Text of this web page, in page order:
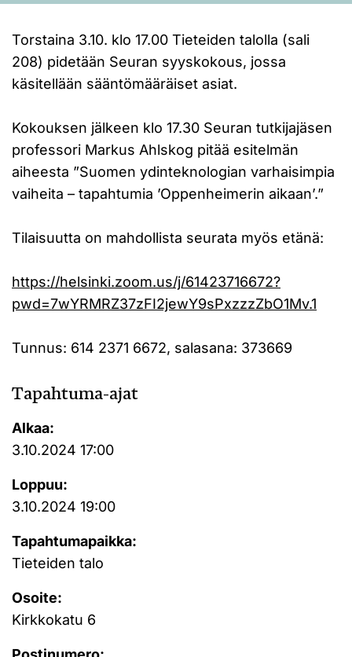
Torstaina 3.10. klo 17.00 Tieteiden talolla (sali
208) pidetään Seuran syyskokous, jossa
käsitellään sääntömääräiset asiat.
Kokouksen jälkeen klo 17.30 Seuran tutkijajäsen
professori Markus Ahlskog pitää esitelmän
aiheesta ”Suomen ydinteknologian varhaisimpia
vaiheita – tapahtumia ’Oppenheimerin aikaan’.”
Tilaisuutta on mahdollista seurata myös etänä:
https://helsinki.zoom.us/j/61423716672?
pwd=7wYRMRZ37zFI2jewY9sPxzzzZbO1Mv.1
Tunnus: 614 2371 6672, salasana: 373669
Tapahtuma-ajat
Alkaa:
3.10.2024 17:00
Loppuu:
3.10.2024 19:00
Tapahtumapaikka:
Tieteiden talo
Osoite:
Kirkkokatu 6